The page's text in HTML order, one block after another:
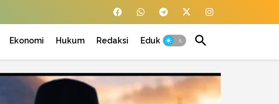
Ekonomi Hukum Redaksi Edukasi